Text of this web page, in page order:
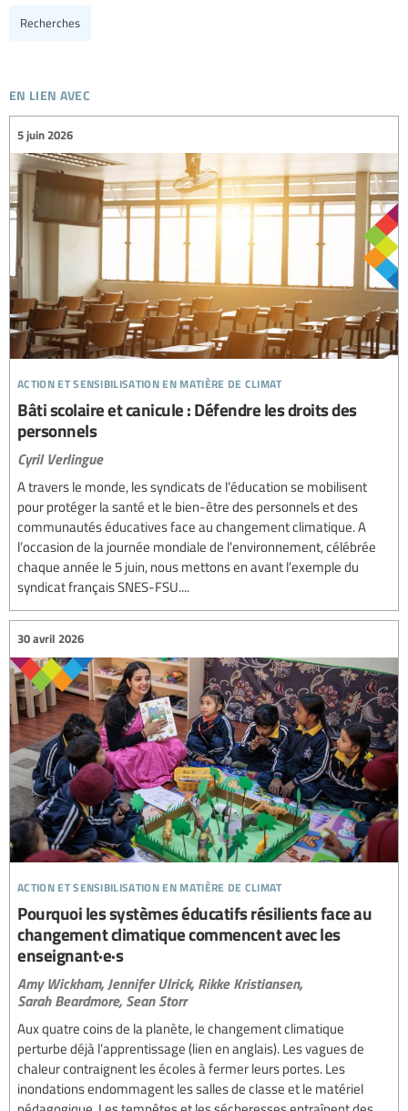
Recherches
en lien avec
action et sensibilisation en matière de climat
5 juin 2026
Bâti scolaire et canicule : Défendre les droits des
personnels
Cyril Verlingue
A travers le monde, les syndicats de l’éducation se mobilisent
pour protéger la santé et le bien-être des personnels et des
communautés éducatives face au changement climatique. A
l’occasion de la journée mondiale de l’environnement, célébrée
chaque année le 5 juin, nous mettons en avant l’exemple du
syndicat français SNES-FSU....
action et sensibilisation en matière de climat
30 avril 2026
Pourquoi les systèmes éducatifs résilients face au
changement climatique commencent avec les
enseignant·e·s
Amy Wickham,Jennifer Ulrick, Rikke Kristiansen,
Sarah Beardmore, Sean Storr
Aux quatre coins de la planète, le changement climatique
perturbe déjà l’apprentissage (lien en anglais). Les vagues de
chaleur contraignent les écoles à fermer leurs portes. Les
inondations endommagent les salles de classe et le matériel